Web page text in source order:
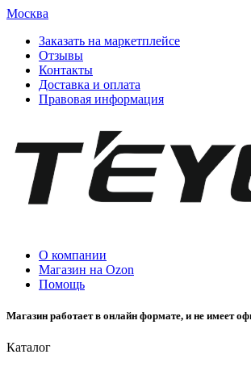
Москва
Заказать на маркетплейсе
Отзывы
Контакты
Доставка и оплата
Правовая информация
О компании
Магазин на Ozon
Помощь
Магазин работает в онлайн формате, и не имеет
Каталог